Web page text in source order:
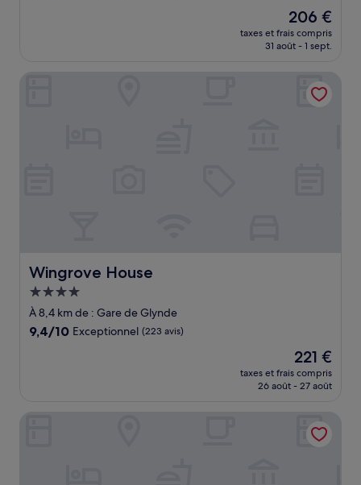
Le
nouveau
prix
de
206 €
206 €
taxes et frais compris
31 août - 1 sept.
Wingrove House
Wingrove House
Hébergement
4.0 étoiles
À 8,4 km de : Gare de Glynde
9.4
9,4/10 Exceptionnel (223 avis)
Le
nouveau
prix
de
221 €
221 €
taxes et frais compris
26 août - 27 août